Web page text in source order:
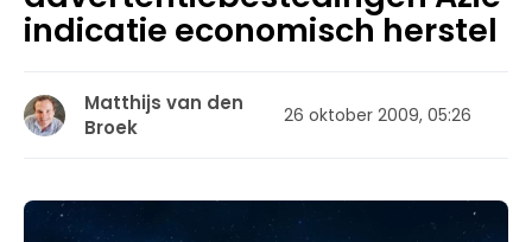
indicatie economisch herstel
Matthijs van den
Broek
26 oktober 2009, 05:26